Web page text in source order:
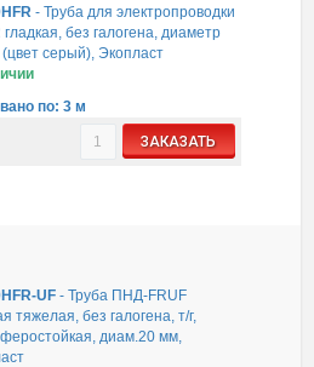
-Труба для электропроводки
гладкая, без галогена, диаметр
серый), Экопласт
по: 3 м
ЗАКАЗАТЬ
UF -Труба ПНД-FRUF
тяжелая, без галогена, т/г,
диам.20 мм,